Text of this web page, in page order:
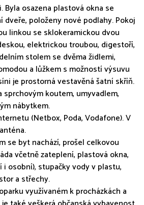
Byla osazena plastová okna se
dveře, položeny nové podlahy. Pokoj
linkou se sklokeramickou dvou
elektrickou troubou, digestoří,
stolem se dvěma židlemi,
a lůžkem s možností výsuvu
je prostorná vestavěná šatní skříň.
sprchovým koutem, umyvadlem,
nábytkem.
(Netbox, Poda, Vodafone). V
se byt nachází, prošel celkovou
včetně zateplení, plastová okna,
osobní), stupačky vody v plastu,
a střechy.
využívaném k procházkách a